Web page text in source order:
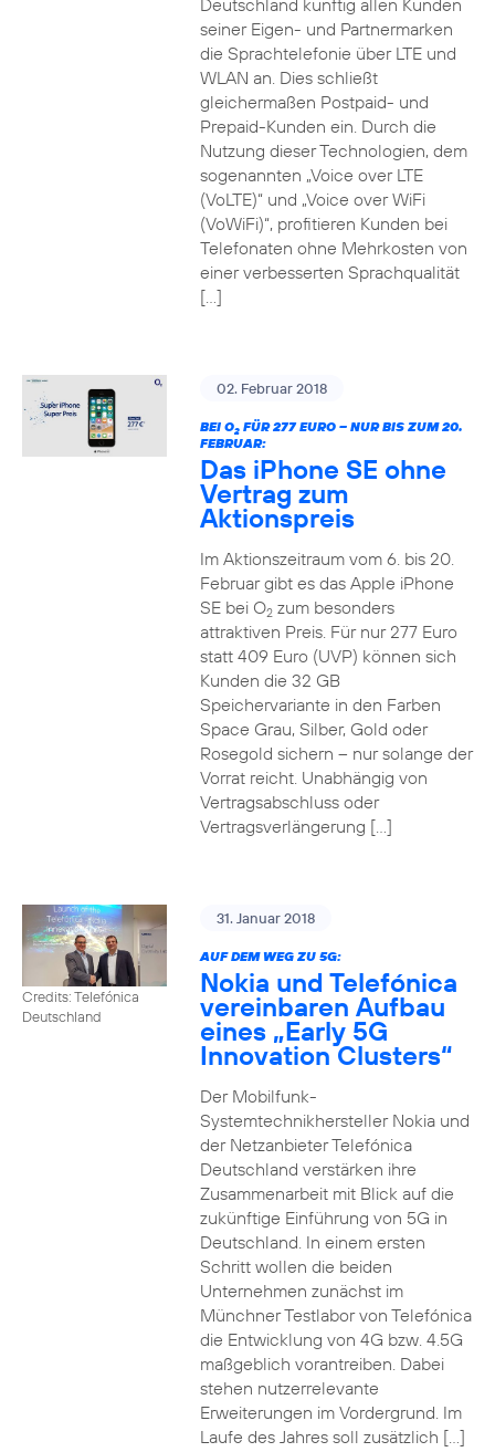
Deutschland künftig allen Kunden
seiner Eigen- und Partnermarken
die Sprachtelefonie über LTE und
WLAN an. Dies schließt
gleichermaßen Postpaid- und
Prepaid-Kunden ein. Durch die
Nutzung dieser Technologien, dem
sogenannten „Voice over LTE
(VoLTE)“ und „Voice over WiFi
(VoWiFi)“, profitieren Kunden bei
Telefonaten ohne Mehrkosten von
einer verbesserten Sprachqualität
[…]
02. Februar 2018
BEI O2FÜR 277 EURO – NUR BIS ZUM 20.
FEBRUAR:
Das iPhone SE ohne
Vertrag zum
Aktionspreis
Im Aktionszeitraum vom 6. bis 20.
Februar gibt es das Apple iPhone
SE bei O2zum besonders
attraktiven Preis. Für nur 277 Euro
statt 409 Euro (UVP) können sich
Kunden die 32 GB
Speichervariante in den Farben
Space Grau, Silber, Gold oder
Rosegold sichern – nur solange der
Vorrat reicht. Unabhängig von
Vertragsabschluss oder
Vertragsverlängerung […]
Credits: Telefónica
Deutschland
31. Januar 2018
AUF DEM WEG ZU 5G:
Nokia und Telefónica
vereinbaren Aufbau
eines „Early 5G
Innovation Clusters“
Der Mobilfunk-
Systemtechnikhersteller Nokia und
der Netzanbieter Telefónica
Deutschland verstärken ihre
Zusammenarbeit mit Blick auf die
zukünftige Einführung von 5G in
Deutschland. In einem ersten
Schritt wollen die beiden
Unternehmen zunächst im
Münchner Testlabor von Telefónica
die Entwicklung von 4G bzw. 4.5G
maßgeblich vorantreiben. Dabei
stehen nutzerrelevante
Erweiterungen im Vordergrund. Im
Laufe des Jahres soll zusätzlich […]